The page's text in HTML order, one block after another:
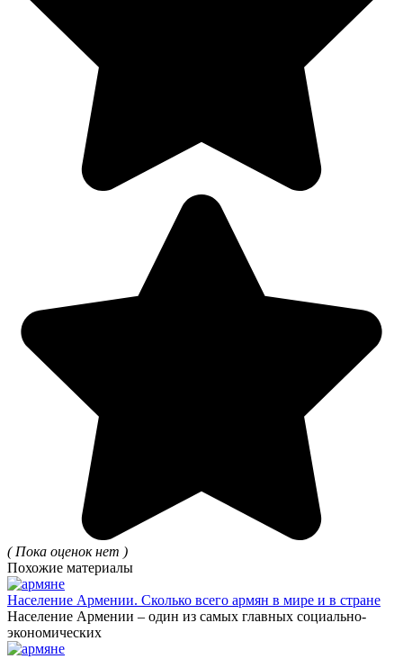
( Пока оценок нет )
Похожие материалы
Население Армении. Сколько всего армян в мире и в стране
Население Армении – один из самых главных социально-
экономических